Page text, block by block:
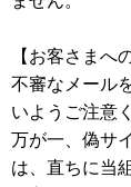
【お客さまへ
不審なメール
いようご注意
万が一、偽サ
は、直ちに当